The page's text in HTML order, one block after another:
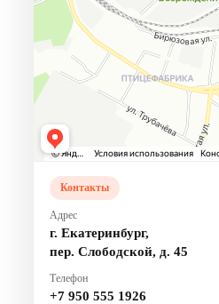
Контакты
Адрес
г. Екатеринбург,
пер. Слободской, д. 45
Телефон
+7 950 555 1926